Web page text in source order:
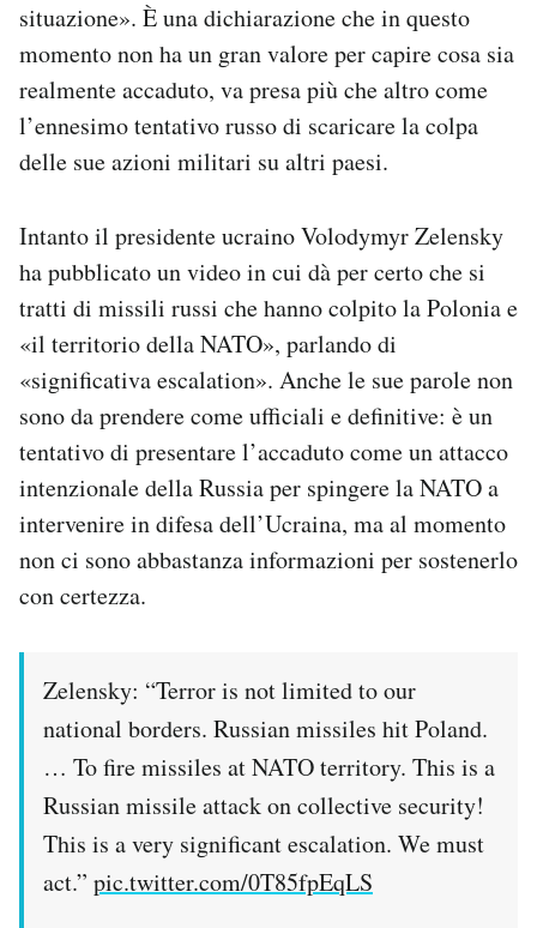
situazione». È una dichiarazione che in questo
momento non ha un gran valore per capire cosa sia
realmente accaduto, va presa più che altro come
l’ennesimo tentativo russo di scaricare la colpa
delle sue azioni militari su altri paesi.
Intanto il presidente ucraino Volodymyr Zelensky
ha pubblicato un video in cui dà per certo che si
tratti di missili russi che hanno colpito la Polonia e
«il territorio della NATO», parlando di
«significativa escalation». Anche le sue parole non
sono da prendere come ufficiali e definitive: è un
tentativo di presentare l’accaduto come un attacco
intenzionale della Russia per spingere la NATO a
intervenire in difesa dell’Ucraina, ma al momento
non ci sono abbastanza informazioni per sostenerlo
con certezza.
Zelensky: “Terror is not limited to our
national borders. Russian missiles hit Poland.
… To fire missiles at NATO territory. This is a
Russian missile attack on collective security!
This is a very significant escalation. We must
act.” pic.twitter.com/0T85fpEqLS